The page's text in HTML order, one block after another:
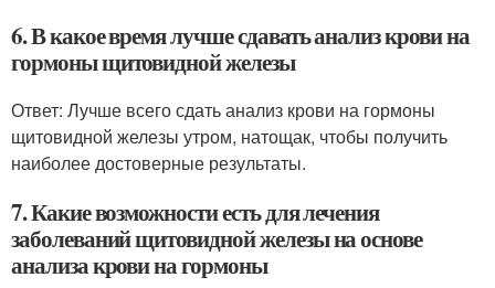
6. В какое время лучше сдавать анализ крови на
гормоны щитовидной железы
Ответ: Лучше всего сдать анализ крови на гормоны
щитовидной железы утром, натощак, чтобы получить
наиболее достоверные результаты.
7. Какие возможности есть для лечения
заболеваний щитовидной железы на основе
анализа крови на гормоны